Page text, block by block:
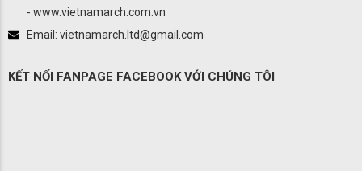
- www.vietnamarch.com.vn
Email: vietnamarch.ltd@gmail.com
KẾT NỐI FANPAGE FACEBOOK VỚI CHÚNG TÔI